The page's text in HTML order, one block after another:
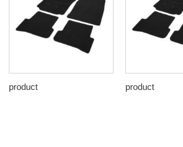
product product